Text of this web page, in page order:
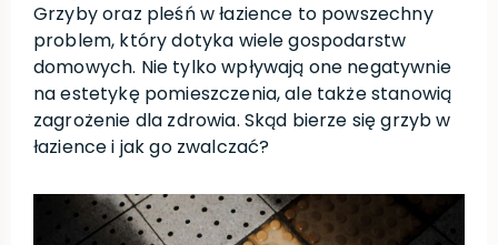
Grzyby oraz pleśń w łazience to powszechny
problem, który dotyka wiele gospodarstw
domowych. Nie tylko wpływają one negatywnie
na estetykę pomieszczenia, ale także stanowią
zagrożenie dla zdrowia. Skąd bierze się grzyb w
łazience i jak go zwalczać?